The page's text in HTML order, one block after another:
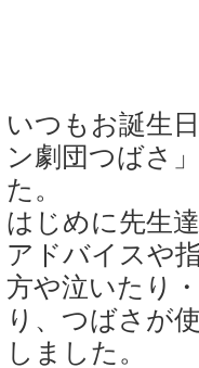
いつもお誕生
ン劇団つばさ
た。
はじめに先生
アドバイスや
方や泣いたり
り、つばさが
しました。